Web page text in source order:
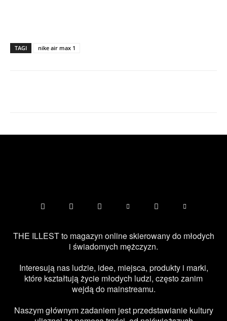
TAGI nike air max 1
THE ILLEST to magazyn online skierowany do młodych
i świadomych mężczyzn.
Interesują nas ludzie, idee, miejsca, produkty i marki,
które kształtują życie młodych ludzi, często zanim
wejdą do mainstreamu.
Naszym głównym zadaniem jest przedstawianie kultury